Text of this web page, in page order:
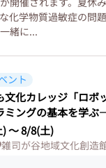
化学物質過敏症の問
緒に...
ント
文化カレッジ「ロボ
ミングの基本を学ぶ―
)〜8/8(土)
雑司が谷地域文化創造